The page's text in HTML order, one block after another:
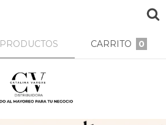
PRODUCTOS CARRITO 0